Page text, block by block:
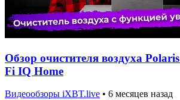
Обзор очистителя воздуха
Fi IQ Home
Видеообзоры iXBT.live • 6 месяцев назад